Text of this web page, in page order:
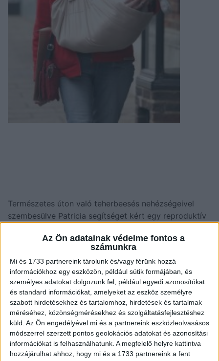
Az Ön adatainak védelme fontos a
számunkra
Mi és 1733 partnereink tárolunk és/vagy férünk hozzá
információkhoz egy eszközön, például sütik formájában, és
személyes adatokat dolgozunk fel, például egyedi azonosítókat
és standard információkat, amelyeket az eszköz személyre
szabott hirdetésekhez és tartalomhoz, hirdetések és tartalmak
méréséhez, közönségmérésekhez és szolgáltatásfejlesztéshez
küld. Az Ön engedélyével mi és a partnereink eszközleolvasásos
módszerrel szerzett pontos geolokációs adatokat és azonosítási
információkat is felhasználhatunk. A megfelelő helyre kattintva
hozzájárulhat ahhoz, hogy mi és a 1733 partnereink a fent
Természetes úton való teherbeesés nehézségeivel
szembesülve Patricia segítséget kért egy reproduktív